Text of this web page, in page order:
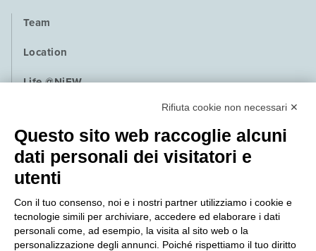
Team
Location
Life @NiEW
Contact
NEWS
PRESS
QUALITY POLICY
Rifiuta cookie non necessari ✕
Questo sito web raccoglie alcuni
dati personali dei visitatori e
utenti
Con il tuo consenso, noi e i nostri partner utilizziamo i cookie e
tecnologie simili per archiviare, accedere ed elaborare i dati
personali come, ad esempio, la visita al sito web o la
personalizzazione degli annunci. Poiché rispettiamo il tuo diritto